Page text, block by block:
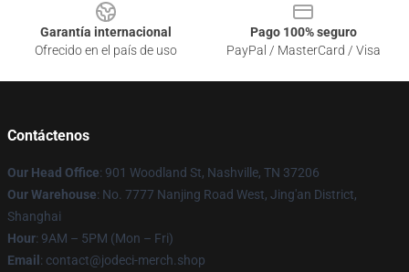
Garantía internacional
Ofrecido en el país de uso
Pago 100% seguro
PayPal / MasterCard / Visa
Contáctenos
Our Head Office: 901 Woodland St, Nashville, TN 37206
Our Warehouse: No. 7777 Nanjing Road West, Jing'an District,
Shanghai
Hour: 9AM – 5PM (Mon – Fri)
Email : contact@jodeci-merch.shop